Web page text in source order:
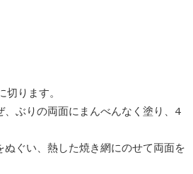
ります。
ぶりの両面にまんべんなく塗り、4
ぐい、熱した焼き網にのせて両面を